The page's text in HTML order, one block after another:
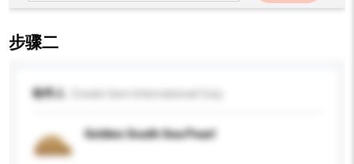
步骤二
收件人
Golden South Sea Pearl